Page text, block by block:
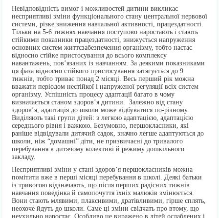
Невідповідність вимог і можливостей дитини викликає
несприятливі зміни функціонального стану центральної нервової
системи, різке зниження навчальної активності, працездатності.
Тільки на 5-6 тижнях навчання поступово наростають і стають
стійкими показники працездатності, знижується напруження
основних систем життєзабезпечення організму, тобто настає
відносно стійке пристосування до всього комплексу
навантажень, пов’язаних із навчанням. За деякими показниками
ця фаза відносно стійкого пристосування затягується до 9
тижнів, тобто триває понад 2 місяці. Весь перший рік можна
вважати періодом нестійкої і напруженої регуляції всіх систем
організму. Успішність процесу адаптації багато в чому
визначається станом здоров’я дитини. Залежно від стану
здоров’я, адаптація до школи може відбуватися по-різному.
Виділяють такі групи дітей: з легкою адаптацією, адаптацією
середнього рівня і важкою. Безумовно, першокласники, які
раніше відвідували дитячий садок, значно легше адаптуються до
школи, ніж “домашні” діти, не призвичаєні до тривалого
перебування в дитячому колективі й режиму дошкільного
закладу.
Несприятливі зміни у стані здоров’я першокласників можна
помітити вже в перші місяці перебування в школі. Деякі батьки
із тривогою відзначають, що після перших радісних тижнів
навчання поведінка й самопочуття їхніх малюків змінюється.
Вони стають млявими, плаксивими, дратівливими, гірше сплять,
неохоче йдуть до школи. Саме ці зміни свідчать про втому, що
неухильно наростає. Особливо це виражено в дітей ослаблених і